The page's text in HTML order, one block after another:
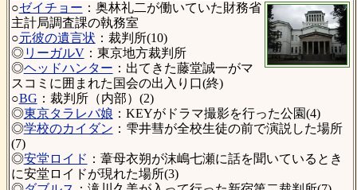
○ゼイチョー ：奥林礼二が働いていた財務省
主計局調査課の執務室
○元彼の遺言状 ：裁判所(10)
◎リーガルV：東京地方裁判所
◎ヘッドハンター ：出てきた藤堂誠一がマ
スコミに囲まれた国会の出入り口(終)
○BG ：裁判所（内部）(2)
◎東京タラレバ娘 ：KEYがドラマ撮影を行った公園(4)
◎学校のカイダン ：雫井彗が全校生徒の前で演説した場所
(7)
◎安堂ロイド ：葦母衣朔が沫嶋七瀬に話を聞いているとき
に安堂ロイドが現れた場所(3)